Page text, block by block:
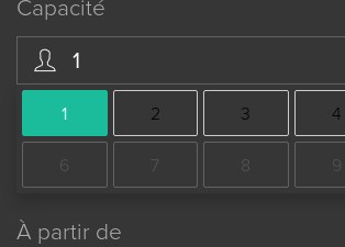
Capacité
1
1 2 3 4
6 7 8 9
À partir de